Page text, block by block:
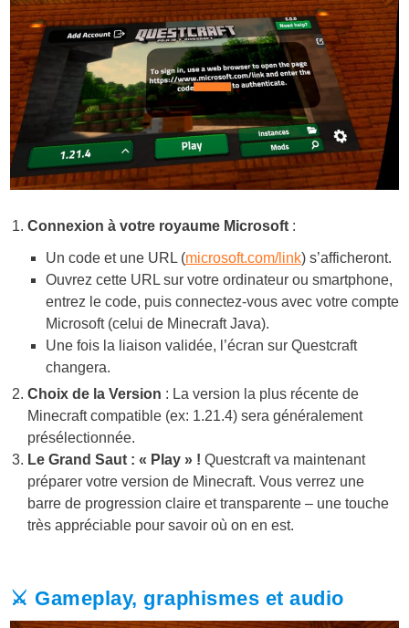
Connexion à votre royaume Microsoft :
Un code et une URL (microsoft.com/link) s’afficheront.
Ouvrez cette URL sur votre ordinateur ou smartphone,
entrez le code, puis connectez-vous avec votre compte
Microsoft (celui de Minecraft Java).
Une fois la liaison validée, l’écran sur Questcraft
changera.
Choix de la Version : La version la plus récente de
Minecraft compatible (ex: 1.21.4) sera généralement
présélectionnée.
Le Grand Saut : « Play » ! Questcraft va maintenant
préparer votre version de Minecraft. Vous verrez une
barre de progression claire et transparente – une touche
très appréciable pour savoir où on en est.
⚔️ Gameplay, graphismes et audio